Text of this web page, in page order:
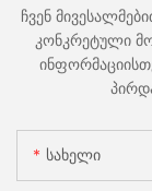
ჩვენ
კონკრეტული
Სახელი